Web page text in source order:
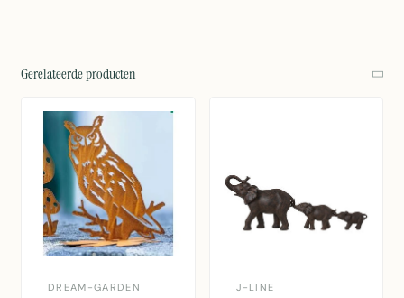
Gerelateerde producten
DREAM-GARDEN J-LINE